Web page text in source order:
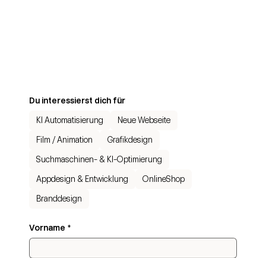
Du interessierst dich für
KI Automatisierung Neue Webseite
Film / Animation Grafikdesign
Suchmaschinen- & KI-Optimierung
Appdesign & Entwicklung OnlineShop
Branddesign
Vorname *